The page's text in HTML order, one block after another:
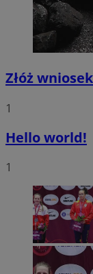
Złóż
1
Hello world!
1